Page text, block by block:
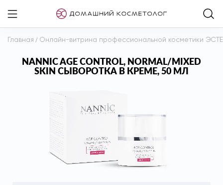
Главная / Онлайн-витрина профессиональной косметики
NANNIC AGE CONTROL, NORMAL/MIXED
SKIN СЫВОРОТКА В КРЕМЕ, 50 МЛ